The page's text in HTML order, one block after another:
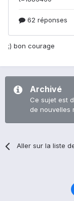
;) bon courage
Archivé
Ce sujet est
de nouvelles
Aller sur la liste